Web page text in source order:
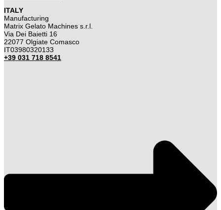
ITALY
Manufacturing
Matrix Gelato Machines s.r.l.
Via Dei Baietti 16
22077 Olgiate Comasco
IT03980320133
+39 031 718 8541